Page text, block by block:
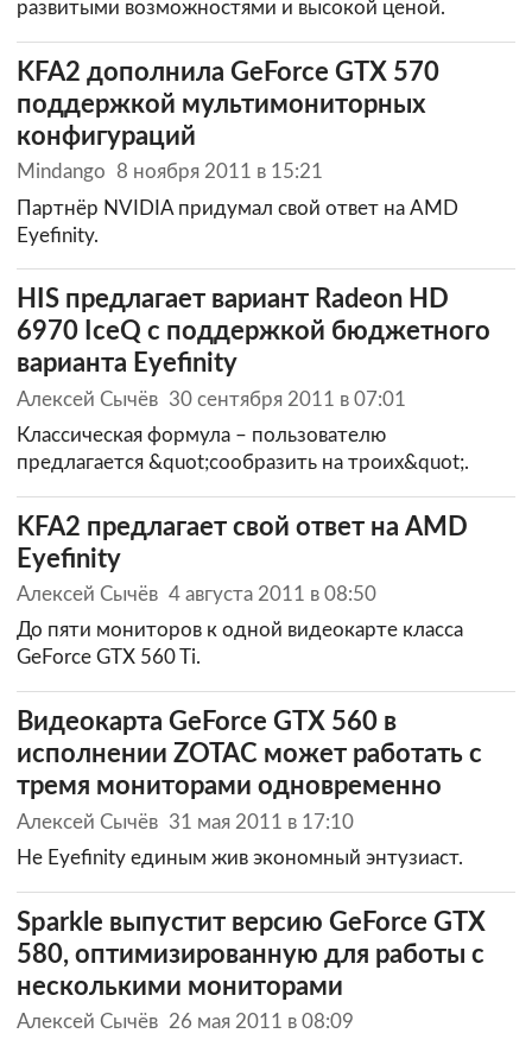
развитыми возможностями и высокой ценой.
KFA2 дополнила GeForce GTX 570
поддержкой мультимониторных
конфигураций
Mindango
8 ноября 2011 в 15:21
Партнёр NVIDIA придумал свой ответ на AMD
Eyefinity.
HIS предлагает вариант Radeon HD
6970 IceQ с поддержкой бюджетного
варианта Eyefinity
Алексей Сычёв 30 сентября 2011 в 07:01
Классическая формула – пользователю
предлагается &quot;сообразить на троих&quot;.
KFA2 предлагает свой ответ на AMD
Eyefinity
Алексей Сычёв 4 августа 2011 в 08:50
До пяти мониторов к одной видеокарте класса
GeForce GTX 560 Ti.
Видеокарта GeForce GTX 560 в
исполнении ZOTAC может работать с
тремя мониторами одновременно
Алексей Сычёв 31 мая 2011 в 17:10
Не Eyefinity единым жив экономный энтузиаст.
Sparkle выпустит версию GeForce GTX
580, оптимизированную для работы с
несколькими мониторами
Алексей Сычёв 26 мая 2011 в 08:09